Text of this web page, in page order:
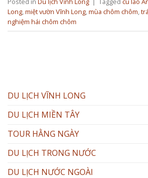
Long,miệt vườn Vĩnh Long,mùa chôm chôm,
nghiệm hái chôm chôm
DU LỊCH VĨNH LONG
DU LỊCH MIỀN TÂY
TOUR HẰNG NGÀY
DU LỊCH TRONG NƯỚC
DU LỊCH NƯỚC NGOÀI